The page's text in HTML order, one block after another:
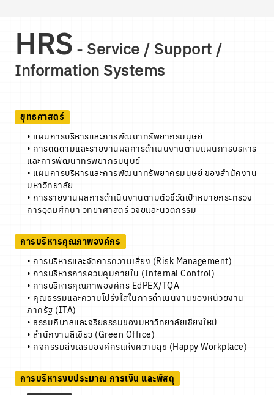
HRS - Service / Support /
Information Systems
ยุทธศาสตร์
• แผนการบริหารและการพัฒนาทรัพยากรมนุษย์
• การติดตามและรายงานผลการดำเนินงานตามแผนการบริหาร
และการพัฒนาทรัพยากรมนุษย์
• แผนการบริหารและการพัฒนาทรัพยากรมนุษย์ ของสำนักงาน
มหาวิทยาลัย
• การรายงานผลการดำเนินงานตามตัวชี้วัดเป้าหมายกระทรวง
การอุดมศึกษา วิทยาศาสตร์ วิจัยและนวัตกรรม
การบริหารคุณภาพองค์กร
• การบริหารและจัดการความเสี่ยง (Risk Management)
• การบริหารการควบคุมภายใน (Internal Control)
• การบริหารคุณภาพองค์กร EdPEX/TQA
• คุณธรรมและความโปร่งใสในการดำเนินงานของหน่วยงาน
ภาครัฐ (ITA)
• ธรรมภิบาลและจริยธรรมของมหาวิทยาลัยเชียงใหม่
• สำนักงานสีเขียว (Green Office)
• กิจกรรมส่งเสริมองค์กรแห่งความสุข (Happy Workplace)
การบริหารงบประมาณ การเงิน และพัสดุ